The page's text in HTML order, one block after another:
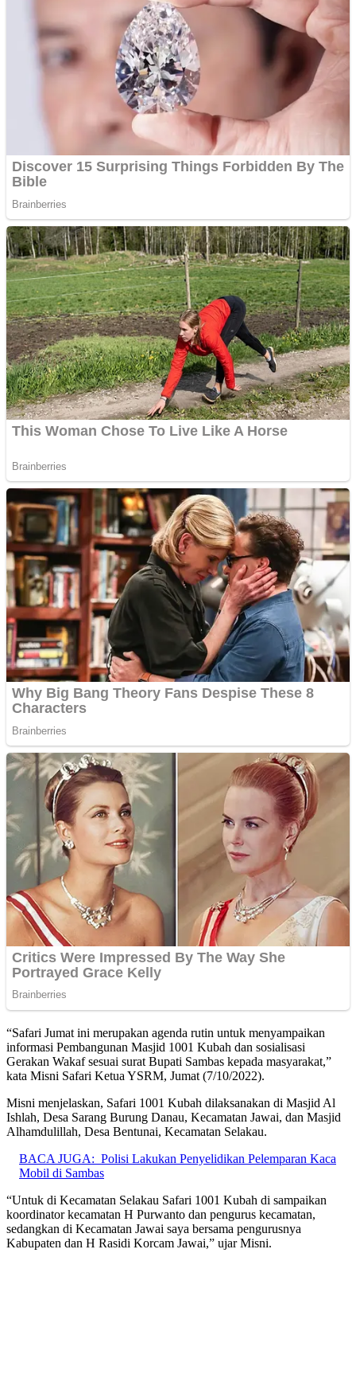
“Safari Jumat ini merupakan agenda rutin untuk menyampaikan
informasi Pembangunan Masjid 1001 Kubah dan sosialisasi
Gerakan Wakaf sesuai surat Bupati Sambas kepada masyarakat,”
kata Misni Safari Ketua YSRM, Jumat (7/10/2022).
Misni menjelaskan, Safari 1001 Kubah dilaksanakan di Masjid Al
Ishlah, Desa Sarang Burung Danau, Kecamatan Jawai, dan Masjid
Alhamdulillah, Desa Bentunai, Kecamatan Selakau.
BACA JUGA: Polisi Lakukan Penyelidikan Pelemparan Kaca
Mobil di Sambas
“Untuk di Kecamatan Selakau Safari 1001 Kubah di sampaikan
koordinator kecamatan H Purwanto dan pengurus kecamatan,
sedangkan di Kecamatan Jawai saya bersama pengurusnya
Kabupaten dan H Rasidi Korcam Jawai,” ujar Misni.